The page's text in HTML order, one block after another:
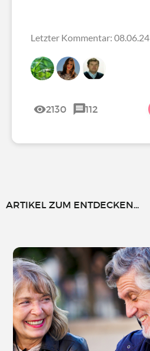
Letzter Kommentar: 08.06.24
2130 112
ARTIKEL ZUM ENTDECKEN...